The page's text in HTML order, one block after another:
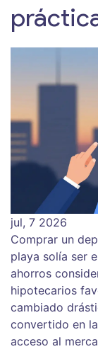
jul, 7 2026
Comprar un
playa solía ser
ahorros
hipotecarios
cambiado
convertido en
acceso al